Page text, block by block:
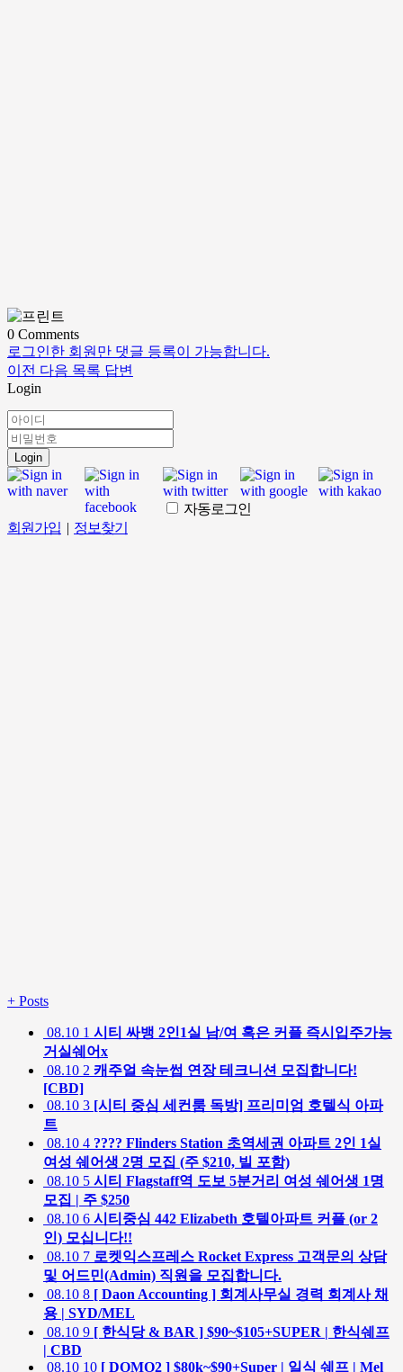
0 Comments
로그인한 회원만 댓글 등록이 가능합니다.
이전 다음 목록 답변
Login
Login
자동로그인
회원가입 | 정보찾기
+ Posts
08.10 1 시티 싸뱅 2인1실 남/여 혹은 커플 즉시입주가능
거실쉐어x
08.10 2 캐주얼 속눈썹 연장 테크니션 모집합니다!
[CBD]
08.10 3 [시티 중심 세컨룸 독방] 프리미엄 호텔식 아파
트
08.10 4 ???? Flinders Station 초역세권 아파트 2인 1실
여성 쉐어생 2명 모집 (주 $210, 빌 포함)
08.10 5 시티 Flagstaff역 도보 5분거리 여성 쉐어생 1명
모집 | 주 $250
08.10 6 시티중심 442 Elizabeth 호텔아파트 커플 (or 2
인) 모십니다!!
08.10 7 로켓익스프레스 Rocket Express 고객문의 상담
및 어드민(Admin) 직원을 모집합니다.
08.10 8 [ Daon Accounting ] 회계사무실 경력 회계사 채
용 | SYD/MEL
08.10 9 [ 한식당 & BAR ] $90~$105+SUPER | 한식쉐프
| CBD
08.10 10 [ DOMO2 ] $80k~$90+Super | 일식 쉐프 | Mel